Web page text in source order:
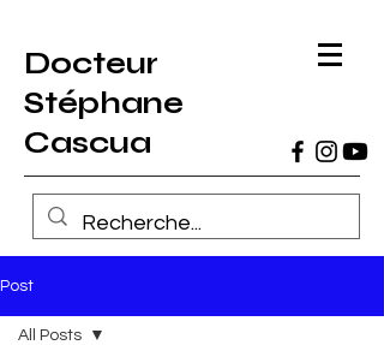
Docteur
Stéphane
Cascua
Post
All Posts